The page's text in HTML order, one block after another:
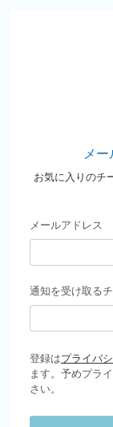
メ
お気に入りのチ
メールアドレス
通知を受け取る
登録はプライバ
ます。予めプラ
さい。